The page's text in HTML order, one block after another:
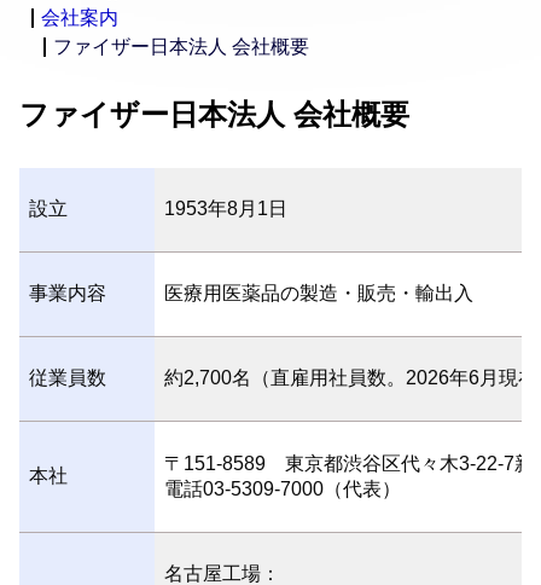
会社案内
ファイザー日本法人 会社概要
ファイザー日本法人 会社概要
設立 1953年8月1日
事業内容 医療用医薬品の製造・販売・輸出入
従業員数 約2,700名（直雇用社員数。2026年6月現在
本社
〒151-8589 東京都渋谷区代々木3-22-7新
電話03-5309-7000（代表）
名古屋工場：